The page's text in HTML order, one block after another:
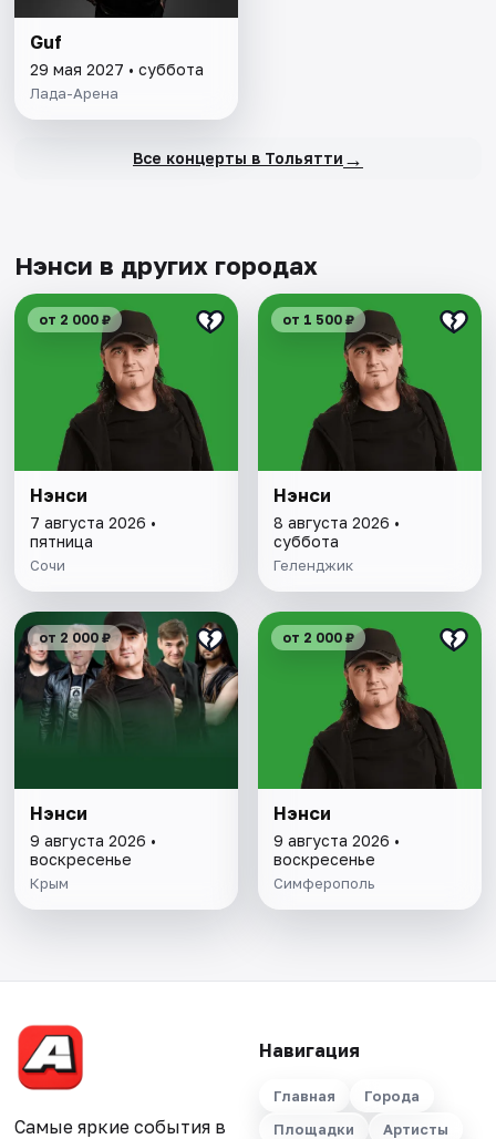
Guf
29 мая 2027 • суббота
Лада-Арена
Все концерты в Тольятти →
Нэнси в других городах
от 2 000 ₽
Нэнси
7 августа 2026 •
пятница
Сочи
от 1 500 ₽
Нэнси
8 августа 2026 •
суббота
Геленджик
от 2 000 ₽
Нэнси
9 августа 2026 •
воскресенье
Крым
от 2 000 ₽
Нэнси
9 августа 2026 •
воскресенье
Симферополь
Самые яркие события в
Навигация
Главная
Города
Площадки
Артисты